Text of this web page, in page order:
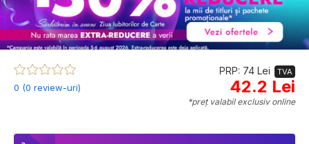
0 (0 review-uri)
PRP: 74 Lei TVA
42.2 Lei
*preț valabil exclusiv online